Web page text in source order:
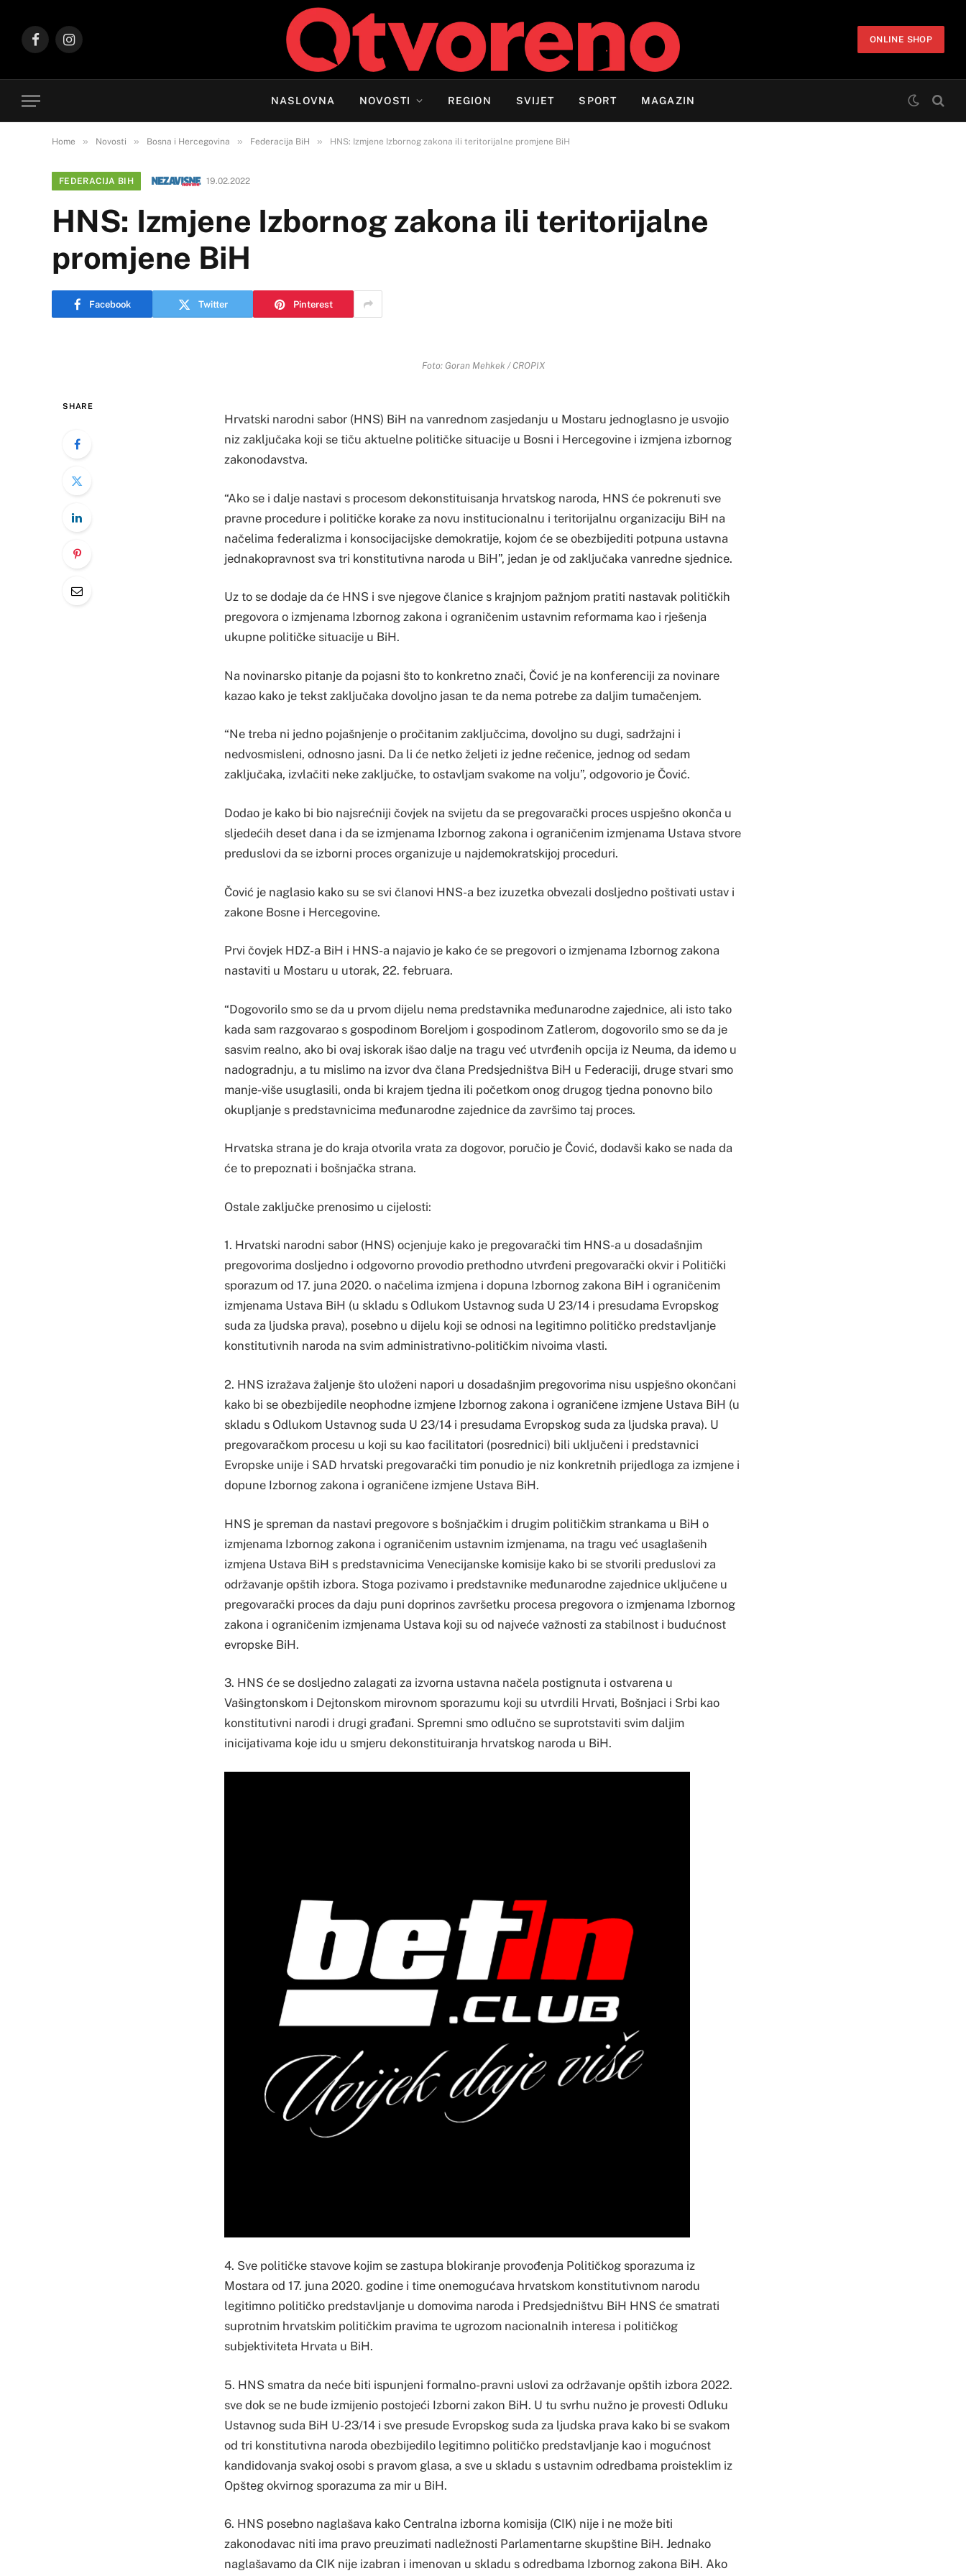
FacebookInstagram
ONLINE SHOP
NASLOVNA NOVOSTI REGION SVIJET SPORT MAGAZIN
Home » Novosti » Bosna i Hercegovina » Federacija BiH » HNS: Izmjene Izbornog zakona ili teritorijalne promjene BiH
FEDERACIJA BIH 19.02.2022
HNS: Izmjene Izbornog zakona ili teritorijalne
promjene BiH
Facebook Twitter Pinterest
Foto: Goran Mehkek / CROPIX
SHARE
Hrvatski narodni sabor (HNS) BiH na vanrednom zasjedanju u Mostaru jednoglasno je usvojio
niz zaključaka koji se tiču aktuelne političke situacije u Bosni i Hercegovine i izmjena izbornog
zakonodavstva.
“Ako se i dalje nastavi s procesom dekonstituisanja hrvatskog naroda, HNS će pokrenuti sve
pravne procedure i političke korake za novu institucionalnu i teritorijalnu organizaciju BiH na
načelima federalizma i konsocijacijske demokratije, kojom će se obezbijediti potpuna ustavna
jednakopravnost sva tri konstitutivna naroda u BiH”, jedan je od zaključaka vanredne sjednice.
Uz to se dodaje da će HNS i sve njegove članice s krajnjom pažnjom pratiti nastavak političkih
pregovora o izmjenama Izbornog zakona i ograničenim ustavnim reformama kao i rješenja
ukupne političke situacije u BiH.
Na novinarsko pitanje da pojasni što to konkretno znači, Čović je na konferenciji za novinare
kazao kako je tekst zaključaka dovoljno jasan te da nema potrebe za daljim tumačenjem.
“Ne treba ni jedno pojašnjenje o pročitanim zaključcima, dovoljno su dugi, sadržajni i
nedvosmisleni, odnosno jasni. Da li će netko željeti iz jedne rečenice, jednog od sedam
zaključaka, izvlačiti neke zaključke, to ostavljam svakome na volju”, odgovorio je Čović.
Dodao je kako bi bio najsrećniji čovjek na svijetu da se pregovarački proces uspješno okonča u
sljedećih deset dana i da se izmjenama Izbornog zakona i ograničenim izmjenama Ustava stvore
preduslovi da se izborni proces organizuje u najdemokratskijoj proceduri.
Čović je naglasio kako su se svi članovi HNS-a bez izuzetka obvezali dosljedno poštivati ustav i
zakone Bosne i Hercegovine.
Prvi čovjek HDZ-a BiH i HNS-a najavio je kako će se pregovori o izmjenama Izbornog zakona
nastaviti u Mostaru u utorak, 22. februara.
“Dogovorilo smo se da u prvom dijelu nema predstavnika međunarodne zajednice, ali isto tako
kada sam razgovarao s gospodinom Boreljom i gospodinom Zatlerom, dogovorilo smo se da je
sasvim realno, ako bi ovaj iskorak išao dalje na tragu već utvrđenih opcija iz Neuma, da idemo u
nadogradnju, a tu mislimo na izvor dva člana Predsjedništva BiH u Federaciji, druge stvari smo
manje-više usuglasili, onda bi krajem tjedna ili početkom onog drugog tjedna ponovno bilo
okupljanje s predstavnicima međunarodne zajednice da završimo taj proces.
Hrvatska strana je do kraja otvorila vrata za dogovor, poručio je Čović, dodavši kako se nada da
će to prepoznati i bošnjačka strana.
Ostale zaključke prenosimo u cijelosti:
1. Hrvatski narodni sabor (HNS) ocjenjuje kako je pregovarački tim HNS-a u dosadašnjim
pregovorima dosljedno i odgovorno provodio prethodno utvrđeni pregovarački okvir i Politički
sporazum od 17. juna 2020. o načelima izmjena i dopuna Izbornog zakona BiH i ograničenim
izmjenama Ustava BiH (u skladu s Odlukom Ustavnog suda U 23/14 i presudama Evropskog
suda za ljudska prava), posebno u dijelu koji se odnosi na legitimno političko predstavljanje
konstitutivnih naroda na svim administrativno-političkim nivoima vlasti.
2. HNS izražava žaljenje što uloženi napori u dosadašnjim pregovorima nisu uspješno okončani
kako bi se obezbijedile neophodne izmjene Izbornog zakona i ograničene izmjene Ustava BiH (u
skladu s Odlukom Ustavnog suda U 23/14 i presudama Evropskog suda za ljudska prava). U
pregovaračkom procesu u koji su kao facilitatori (posrednici) bili uključeni i predstavnici
Evropske unije i SAD hrvatski pregovarački tim ponudio je niz konkretnih prijedloga za izmjene i
dopune Izbornog zakona i ograničene izmjene Ustava BiH.
HNS je spreman da nastavi pregovore s bošnjačkim i drugim političkim strankama u BiH o
izmjenama Izbornog zakona i ograničenim ustavnim izmjenama, na tragu već usaglašenih
izmjena Ustava BiH s predstavnicima Venecijanske komisije kako bi se stvorili preduslovi za
održavanje opštih izbora. Stoga pozivamo i predstavnike međunarodne zajednice uključene u
pregovarački proces da daju puni doprinos završetku procesa pregovora o izmjenama Izbornog
zakona i ograničenim izmjenama Ustava koji su od najveće važnosti za stabilnost i budućnost
evropske BiH.
3. HNS će se dosljedno zalagati za izvorna ustavna načela postignuta i ostvarena u
Vašingtonskom i Dejtonskom mirovnom sporazumu koji su utvrdili Hrvati, Bošnjaci i Srbi kao
konstitutivni narodi i drugi građani. Spremni smo odlučno se suprotstaviti svim daljim
inicijativama koje idu u smjeru dekonstituiranja hrvatskog naroda u BiH.
4. Sve političke stavove kojim se zastupa blokiranje provođenja Političkog sporazuma iz
Mostara od 17. juna 2020. godine i time onemogućava hrvatskom konstitutivnom narodu
legitimno političko predstavljanje u domovima naroda i Predsjedništvu BiH HNS će smatrati
suprotnim hrvatskim političkim pravima te ugrozom nacionalnih interesa i političkog
subjektiviteta Hrvata u BiH.
5. HNS smatra da neće biti ispunjeni formalno-pravni uslovi za održavanje opštih izbora 2022.
sve dok se ne bude izmijenio postojeći Izborni zakon BiH. U tu svrhu nužno je provesti Odluku
Ustavnog suda BiH U-23/14 i sve presude Evropskog suda za ljudska prava kako bi se svakom
od tri konstitutivna naroda obezbijedilo legitimno političko predstavljanje kao i mogućnost
kandidovanja svakoj osobi s pravom glasa, a sve u skladu s ustavnim odredbama proisteklim iz
Opšteg okvirnog sporazuma za mir u BiH.
6. HNS posebno naglašava kako Centralna izborna komisija (CIK) nije i ne može biti
zakonodavac niti ima pravo preuzimati nadležnosti Parlamentarne skupštine BiH. Jednako
naglašavamo da CIK nije izabran i imenovan u skladu s odredbama Izbornog zakona BiH. Ako